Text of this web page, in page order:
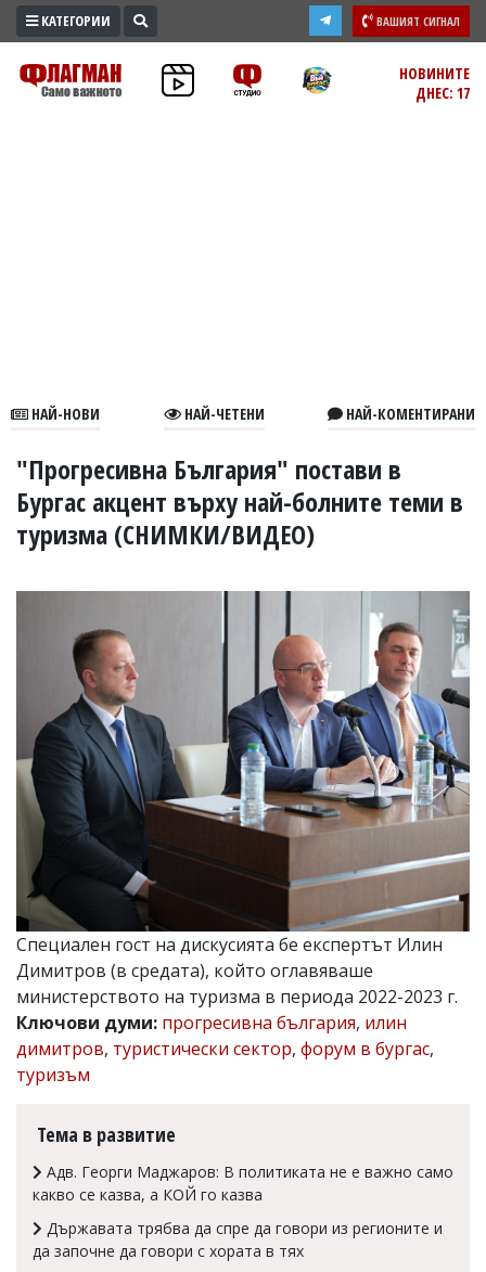
ПРОМО
ЗОНА
В
УКРАЙНА
СПОРТ
РАЗСЛЕДВАНЕ
БИЗНЕС
Управители:
Василев,
email:
v.vasilev@flagman.bg
Катя
Касабова,
еmail:
k.kassabova@flagman.bg
Главен
редактор:
Иван
Колев,
email:
office@flagman.bg
Коментарите
под
статиите
се
въвеждат
носи
КАТЕГОРИИ ВАШИЯТ СИГНАЛ
НОВИНИТЕ
ДНЕС: 17
НАЙ-НОВИ НАЙ-ЧЕТЕНИ НАЙ-КОМЕНТИРАНИ
"Прогресивна България" постави в
Бургас акцент върху най-болните теми в
туризма (СНИМКИ/ВИДЕО)
Специален гост на дискусията бе експертът Илин
Димитров (в средата), който оглавяваше
министерството на туризма в периода 2022-2023 г.
Ключови думи: прогресивна българия, илин
димитров, туристически сектор, форум в бургас,
туризъм
Тема в развитие
Адв. Георги Маджаров: В политиката не е важно само
какво се казва, а КОЙ го казва
Държавата трябва да спре да говори из регионите и
да започне да говори с хората в тях